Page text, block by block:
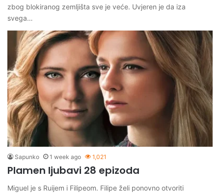
zbog blokiranog zemljišta sve je veće. Uvjeren je da iza
svega…
Sapunko 1 week ago 1,021
Plamen ljubavi 28 epizoda
Miguel je s Ruijem i Filipeom. Filipe želi ponovno otvoriti